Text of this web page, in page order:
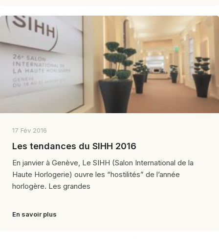
17 Fév 2016
Les tendances du SIHH 2016
En janvier à Genève, Le SIHH (Salon International de la
Haute Horlogerie) ouvre les “hostilités” de l’année
horlogère. Les grandes
En savoir plus